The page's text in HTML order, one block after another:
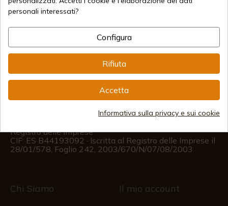
Informazione
info@aceros-de-hispania.com
Dal lunedì al venerdì dalle 09:00 alle 15:00
Registro delle imprese
CIF: ES B44193092 · Iscritta al Registro delle Imprese il
28/01/578, Foglio 242, 2003/670/N/07/08/2003
Chi Siamo Il mio account
personali interessati?
Configura
Rifiuta
Accetta
Informativa sulla privacy e sui cookie